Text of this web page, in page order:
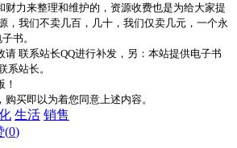
财力来整理和维护的，资源收费也是为给大家提
，我们不卖几百，几十，我们仅卖几元，一个永
书。
请 联系站长QQ进行补发，另：本站提供电子书
系站长。
！
买即以为着您同意上述内容。
生活 销售
(0)